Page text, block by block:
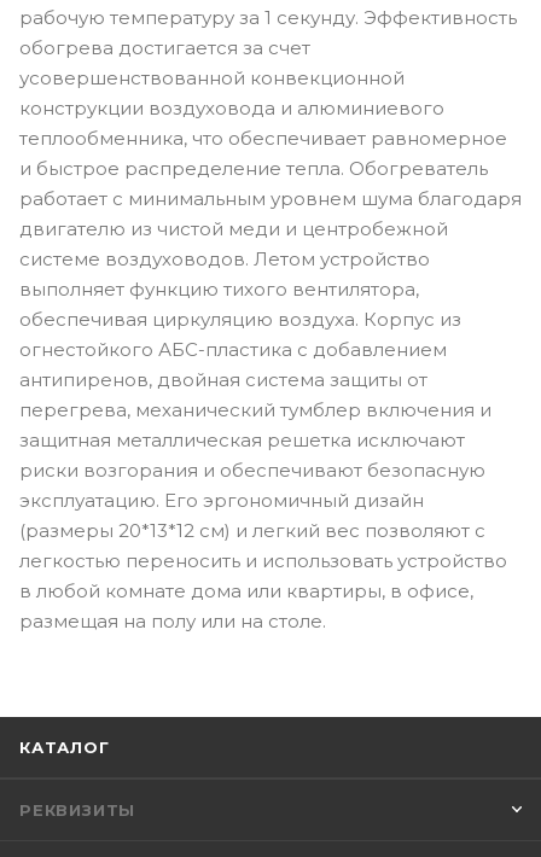
рабочую температуру за 1 секунду. Эффективность
обогрева достигается за счет
усовершенствованной конвекционной
конструкции воздуховода и алюминиевого
теплообменника, что обеспечивает равномерное
и быстрое распределение тепла. Обогреватель
работает с минимальным уровнем шума благодаря
двигателю из чистой меди и центробежной
системе воздуховодов. Летом устройство
выполняет функцию тихого вентилятора,
обеспечивая циркуляцию воздуха. Корпус из
огнестойкого АБС-пластика с добавлением
антипиренов, двойная система защиты от
перегрева, механический тумблер включения и
защитная металлическая решетка исключают
риски возгорания и обеспечивают безопасную
эксплуатацию. Его эргономичный дизайн
(размеры 20*13*12 см) и легкий вес позволяют с
легкостью переносить и использовать устройство
в любой комнате дома или квартиры, в офисе,
размещая на полу или на столе.
КАТАЛОГ
РЕКВИЗИТЫ